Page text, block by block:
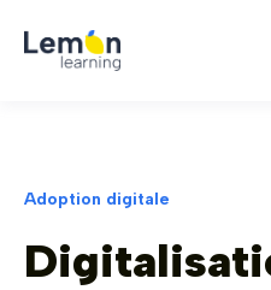
Adoption digitale